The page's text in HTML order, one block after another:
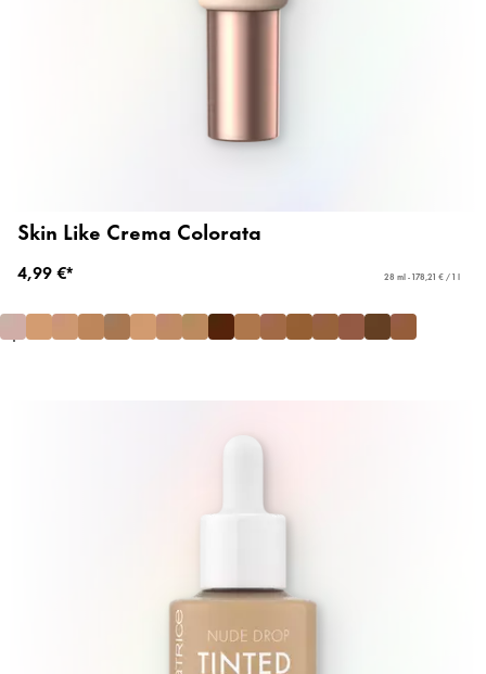
Skin Like Crema Colorata
4,99 €* 28 ml - 178,21 € / 1 l